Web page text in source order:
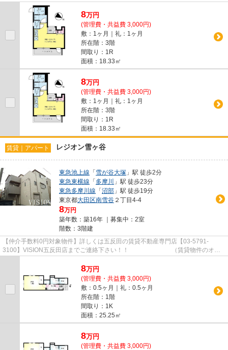
スメポイント） キャンペーン 駅徒...
8万円
(管理費・共益費 3,000円)
敷：1ヶ月｜礼：1ヶ月
所在階：3階
間取り：1R
面積：18.33㎡
8万円
(管理費・共益費 3,000円)
敷：1ヶ月｜礼：1ヶ月
所在階：3階
間取り：1R
面積：18.33㎡
賃貸｜アパート レジオン雪ヶ谷
東急池上線 「雪が谷大塚 」駅 徒歩2分
東急東横線 「多摩川
」駅 徒歩23分
東急多摩川線 「沼部 」駅 徒歩19分
東京都大田区南雪谷 ２丁目4-4
8万円
築年数：築16年 ｜募集中： 2室
階数：3階建
【仲介手数料0円対象物件】詳しくは五反田の賃貸不動産専門店【03-5791-
3100】VISION五反田店までご連絡下さい！！ （賃貸物件のオス
スメポイント）3沿線以上利用可 脱衣...
8万円
(管理費・共益費 3,000円)
敷：0.5ヶ月｜礼：0.5ヶ月
所在階：1階
間取り：1K
面積：25.25㎡
8万円
(管理費・共益費 3,000円)